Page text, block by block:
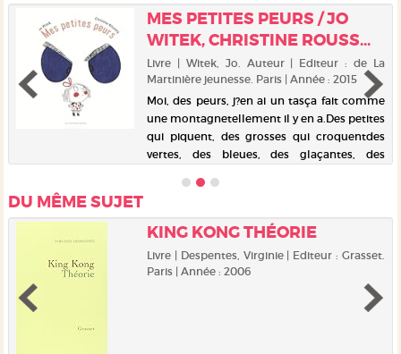
MES PETITES PEURS / JO
WITEK, CHRISTINE ROUSS...
Livre | Witek, Jo. Auteur | Editeur : de La
Martinière jeunesse. Paris | Année : 2015
Moi, des peurs, j?en ai un tasça fait comme
une montagnetellement il y en a.Des petites
qui piquent, des grosses qui croquentdes
vertes, des bleues, des glaçantes, des
revoilà !Dans un style t...
DU MÊME SUJET
KING KONG THÉORIE
Livre | Despentes, Virginie | Editeur : Grasset.
Paris | Année : 2006